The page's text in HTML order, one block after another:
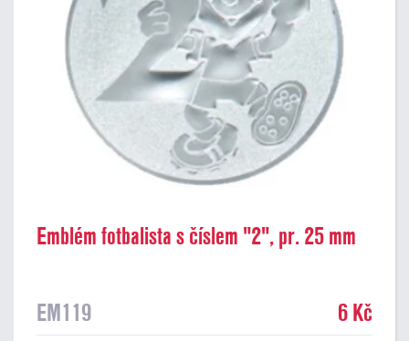
Emblém fotbalista s číslem "2", pr. 25 mm
EM119 6 Kč